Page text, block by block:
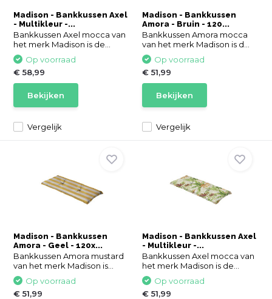
Madison - Bankkussen Axel
- Multikleur -...
Bankkussen Axel mocca van
het merk Madison is de...
Vergelijk
Op voorraad
€ 58,99
Bekijken
Madison - Bankkussen
Amora - Bruin - 120...
Bankkussen Amora mocca
van het merk Madison is d...
Vergelijk
Op voorraad
€ 51,99
Bekijken
Madison - Bankkussen
Amora - Geel - 120x...
Bankkussen Amora mustard
van het merk Madison is...
Op voorraad
€ 51,99
Madison - Bankkussen Axel
- Multikleur -...
Bankkussen Axel mocca van
het merk Madison is de...
Op voorraad
€ 51,99